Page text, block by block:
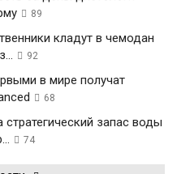
89
кладут в чемодан
92
в мире получат
68
запас воды
74